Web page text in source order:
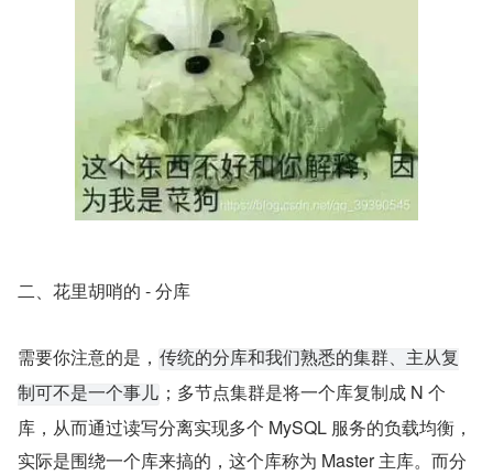
二、花里胡哨的 - 分库
需要你注意的是， 传统的分库和我们熟悉的集群、主从复
制可不是一个事儿 ；多节点集群是将一个库复制成 N 个
库，从而通过读写分离实现多个 MySQL 服务的负载均衡，
实际是围绕一个库来搞的，这个库称为 Master 主库。而分